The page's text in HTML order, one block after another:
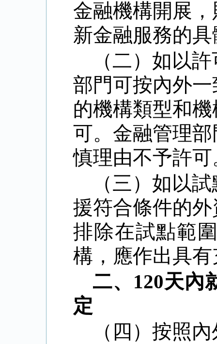
金融機構開展
新金融服務的
（二）如以
部門可按內外
的機構類型和
可。金融管理
慎理由不予許可
（三）如以
援符合條件的
排除在試點範
構，應作出具
二、 120天內
定
（四）按照